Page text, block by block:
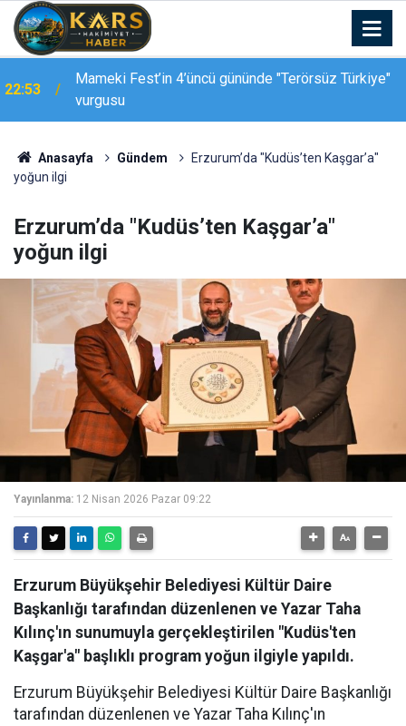
22:53
Mameki Fest’in 4’üncü gününde "Terörsüz Türkiye"
vurgusu
22:39
Kars-Akyaka yolcu treni arızalandı, hemzemin
geçitte araç kuyruğu oluştu
Anasayfa Gündem
Erzurum’da "Kudüs’ten Kaşgar’a"
yoğun ilgi
Erzurum’da "Kudüs’ten Kaşgar’a"
yoğun ilgi
Yayınlanma: 12 Nisan 2026 Pazar 09:22
Erzurum Büyükşehir Belediyesi Kültür Daire
Başkanlığı tarafından düzenlenen ve Yazar Taha
Kılınç'ın sunumuyla gerçekleştirilen "Kudüs'ten
Kaşgar'a" başlıklı program yoğun ilgiyle yapıldı.
Erzurum Büyükşehir Belediyesi Kültür Daire Başkanlığı
tarafından düzenlenen ve Yazar Taha Kılınç'ın